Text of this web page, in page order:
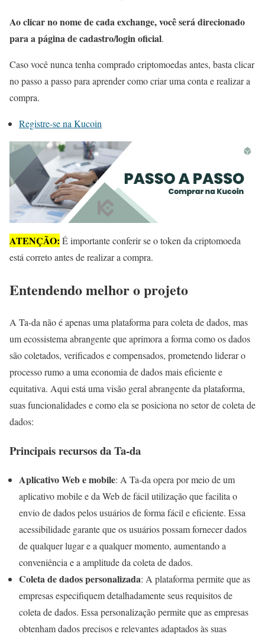
Ao clicar no nome de cada exchange, você será direcionado
para a página de cadastro/login oficial.
Caso você nunca tenha comprado criptomoedas antes, basta clicar
no passo a passo para aprender como criar uma conta e realizar a
compra.
Registre-se na Kucoin
ATENÇÃO: É importante conferir se o token da criptomoeda
está correto antes de realizar a compra.
Entendendo melhor o projeto
A Ta-da não é apenas uma plataforma para coleta de dados, mas
um ecossistema abrangente que aprimora a forma como os dados
são coletados, verificados e compensados, prometendo liderar o
processo rumo a uma economia de dados mais eficiente e
equitativa. Aqui está uma visão geral abrangente da plataforma,
suas funcionalidades e como ela se posiciona no setor de coleta de
dados:
Principais recursos da Ta-da
Aplicativo Web e mobile: A Ta-da opera por meio de um
aplicativo mobile e da Web de fácil utilização que facilita o
envio de dados pelos usuários de forma fácil e eficiente. Essa
acessibilidade garante que os usuários possam fornecer dados
de qualquer lugar e a qualquer momento, aumentando a
conveniência e a amplitude da coleta de dados.
Coleta de dados personalizada: A plataforma permite que as
empresas especifiquem detalhadamente seus requisitos de
coleta de dados. Essa personalização permite que as empresas
obtenham dados precisos e relevantes adaptados às suas